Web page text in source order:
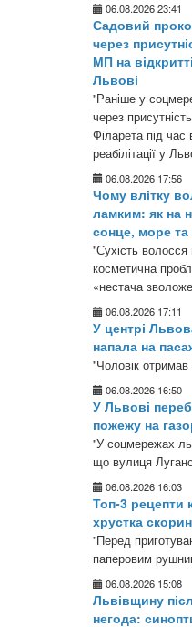
06.08.2026 23:41
Садовий
через
МП на
Львові
"Раніше у
через
Філарета під час
реабілітації у
06.08.2026 17:56
Чому влітку
ламким: як на
сонце, море та
"Сухість
косметична
«нестача
06.08.2026 17:11
У центрі
напала на
"Чоловік
06.08.2026 16:50
У Львові
пожежу на
"У соцмережах
що вулиця
06.08.2026 16:03
Топ-3 рецепти
хрустка
"Перед
паперовим
06.08.2026 15:08
Львівщину
негода: